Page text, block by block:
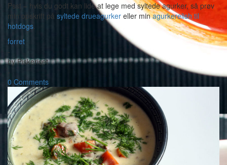
Psst – hvis du godt kan lide at lege med syltede agurker, så prøv
min opskrift på syltede drueagurker eller minagurkerelish til
hotdogs
forret
-
byPiskeriset
-
0 Comments